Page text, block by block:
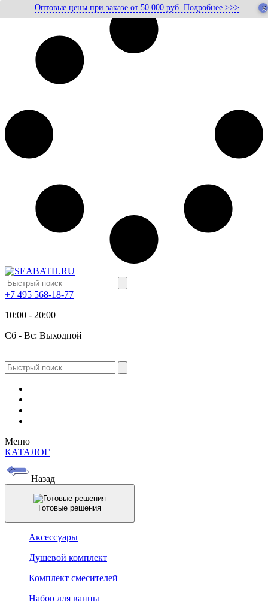
+7 495 568-18-77
10:00 - 20:00
Сб - Вс: Выходной
Меню
КАТАЛОГ
Назад
Готовые решения
Аксессуары
Душевой комплект
Комплект смесителей
Набор для ванны
Оптовые цены при заказе от 50 000 руб. Подробнее >>>